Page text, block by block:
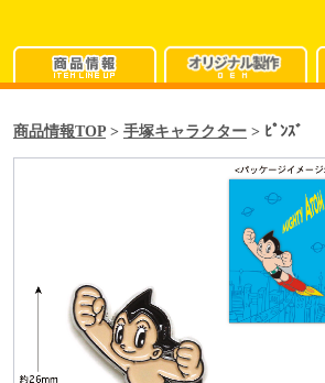
商品情報TOP > 手塚キャラクター > ﾋﾟﾝｽﾞ